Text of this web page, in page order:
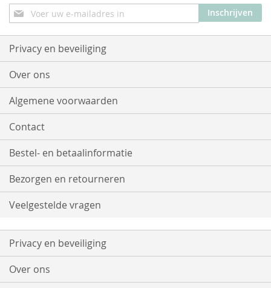
Abonneer
u
op
onze
nieuwsbrief
Inschrijven
Privacy en beveiliging
Over ons
Algemene voorwaarden
Contact
Bestel- en betaalinformatie
Bezorgen en retourneren
Veelgestelde vragen
Privacy en beveiliging
Over ons